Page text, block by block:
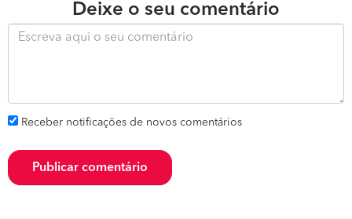
Deixe o seu comentário
Receber notificações de novos comentários
Publicar comentário